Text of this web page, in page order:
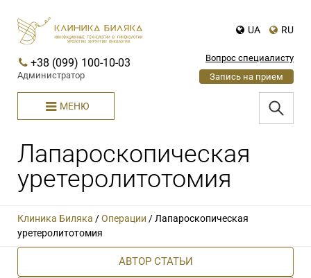
UA RU
+38 (099) 100-10-03
Администратор
Вопрос специалисту
Запись на прием
МЕНЮ
Лапароскопическая
уретеролитотомия
Клиника Биляка /Операции /Лапароскопическая
уретеролитотомия
АВТОР СТАТЬИ